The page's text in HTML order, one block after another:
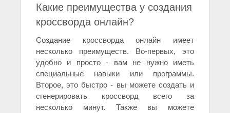
Какие преимущества у создания
кроссворда онлайн?
Создание кроссворда онлайн имеет
несколько преимуществ. Во-первых, это
удобно и просто - вам не нужно иметь
специальные навыки или программы.
Второе, это быстро - вы можете создать и
сгенерировать кроссворд всего за
несколько минут. Также вы можете